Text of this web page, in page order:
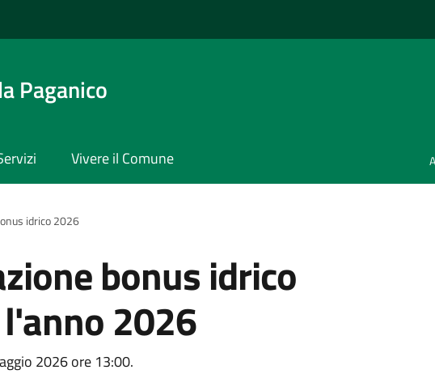
Paganico
Vivere il Comune
idrico 2026
bonus idrico
2026
2026 ore 13:00.